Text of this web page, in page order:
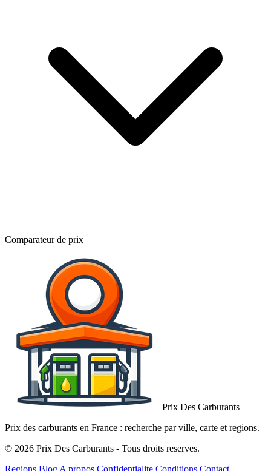
Comparateur de prix
Prix Des Carburants
Prix des carburants en France : recherche par ville, carte et regions.
© 2026 Prix Des Carburants - Tous droits reserves.